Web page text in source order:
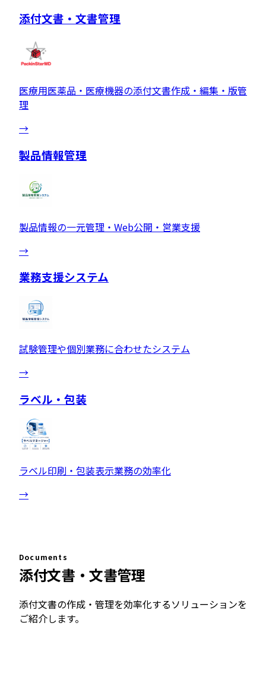
添付文書・文書管理
医療用医薬品・医療機器の添付文書作成・編集・版管
理
→
製品情報管理
製品情報の一元管理・Web公開・営業支援
→
業務支援システム
試験管理や個別業務に合わせたシステム
→
ラベル・包装
ラベル印刷・包装表示業務の効率化
→
Documents
添付文書・文書管理
添付文書の作成・管理を効率化するソリューションを
ご紹介します。